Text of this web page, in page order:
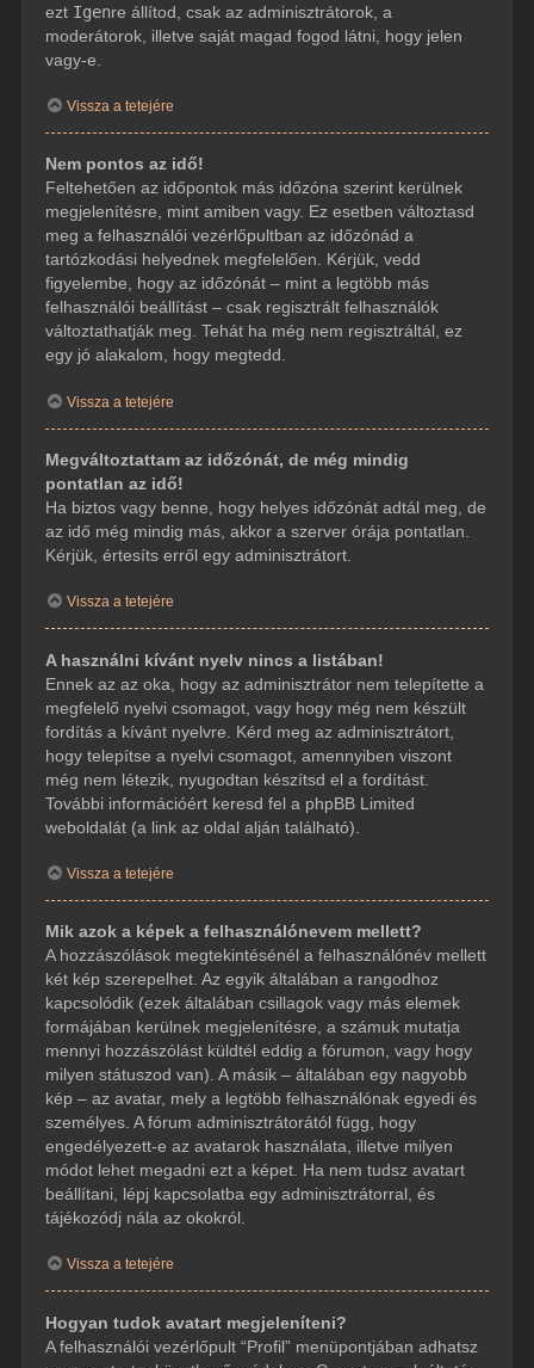
ezt Igenre állítod, csak az adminisztrátorok, a
moderátorok, illetve saját magad fogod látni, hogy jelen
vagy-e.
Vissza a tetejére
Nem pontos az idő!
Feltehetően az időpontok más időzóna szerint kerülnek
megjelenítésre, mint amiben vagy. Ez esetben változtasd
meg a felhasználói vezérlőpultban az időzónád a
tartózkodási helyednek megfelelően. Kérjük, vedd
figyelembe, hogy az időzónát – mint a legtöbb más
felhasználói beállítást – csak regisztrált felhasználók
változtathatják meg. Tehát ha még nem regisztráltál, ez
egy jó alakalom, hogy megtedd.
Vissza a tetejére
Megváltoztattam az időzónát, de még mindig
pontatlan az idő!
Ha biztos vagy benne, hogy helyes időzónát adtál meg, de
az idő még mindig más, akkor a szerver órája pontatlan.
Kérjük, értesíts erről egy adminisztrátort.
Vissza a tetejére
A használni kívánt nyelv nincs a listában!
Ennek az az oka, hogy az adminisztrátor nem telepítette a
megfelelő nyelvi csomagot, vagy hogy még nem készült
fordítás a kívánt nyelvre. Kérd meg az adminisztrátort,
hogy telepítse a nyelvi csomagot, amennyiben viszont
még nem létezik, nyugodtan készítsd el a fordítást.
További információért keresd fel a phpBB Limited
weboldalát (a link az oldal alján található).
Vissza a tetejére
Mik azok a képek a felhasználónevem mellett?
A hozzászólások megtekintésénél a felhasználónév mellett
két kép szerepelhet. Az egyik általában a rangodhoz
kapcsolódik (ezek általában csillagok vagy más elemek
formájában kerülnek megjelenítésre, a számuk mutatja
mennyi hozzászólást küldtél eddig a fórumon, vagy hogy
milyen státuszod van). A másik – általában egy nagyobb
kép – az avatar, mely a legtöbb felhasználónak egyedi és
személyes. A fórum adminisztrátorától függ, hogy
engedélyezett-e az avatarok használata, illetve milyen
módot lehet megadni ezt a képet. Ha nem tudsz avatart
beállítani, lépj kapcsolatba egy adminisztrátorral, és
tájékozódj nála az okokról.
Vissza a tetejére
Hogyan tudok avatart megjeleníteni?
A felhasználói vezérlőpult “Profil” menüpontjában adhatsz